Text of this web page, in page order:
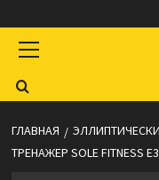
меню
ГЛАВНАЯ
ТРЕНАЖЕР SOLE FITNESS